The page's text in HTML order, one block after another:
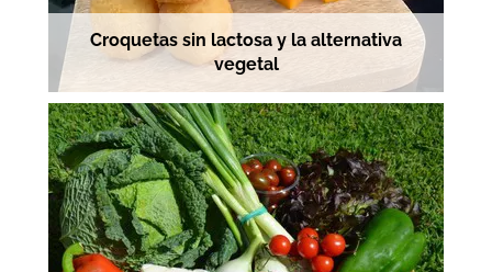
Croquetas sin lactosa y la alternativa
vegetal